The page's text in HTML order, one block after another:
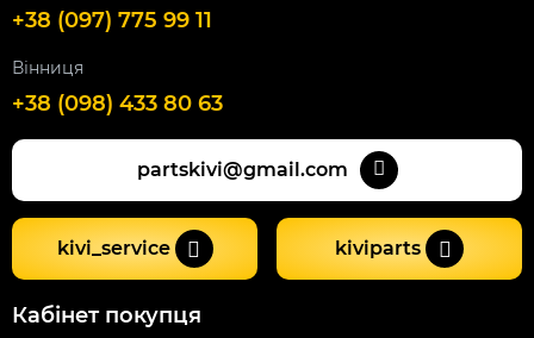
+38 (097) 775 99 11
Вінниця
+38 (098) 433 80 63
partskivi@gmail.com
kivi_service kiviparts
Кабінет покупця